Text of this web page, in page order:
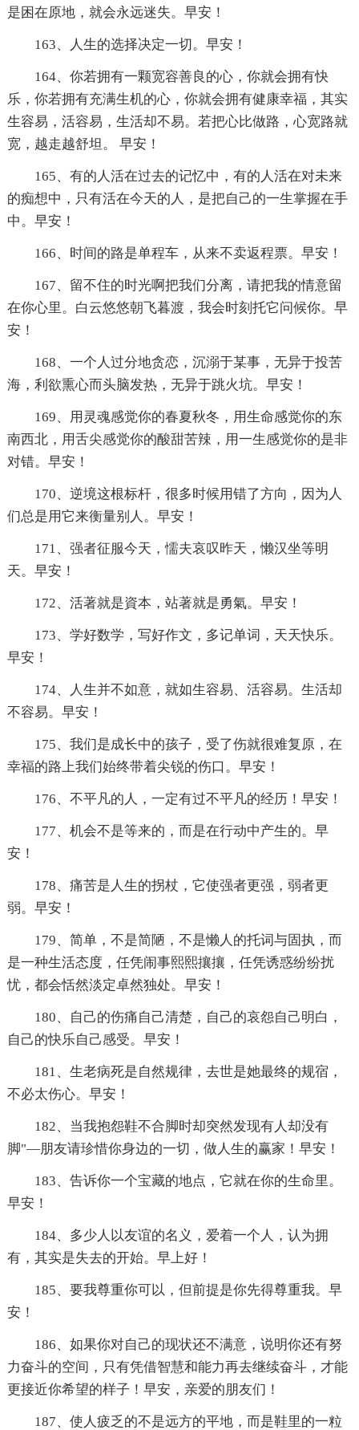
是困在原地，就会永远迷失。早安！
163、人生的选择决定一切。早安！
164、你若拥有一颗宽容善良的心，你就会拥有快
乐，你若拥有充满生机的心，你就会拥有健康幸福，其实
生容易，活容易，生活却不易。若把心比做路，心宽路就
宽，越走越舒坦。 早安！
165、有的人活在过去的记忆中，有的人活在对未来
的痴想中，只有活在今天的人，是把自己的一生掌握在手
中。早安！
166、时间的路是单程车，从来不卖返程票。早安！
167、留不住的时光啊把我们分离，请把我的情意留
在你心里。白云悠悠朝飞暮渡，我会时刻托它问候你。早
安！
168、一个人过分地贪恋，沉溺于某事，无异于投苦
海，利欲熏心而头脑发热，无异于跳火坑。早安！
169、用灵魂感觉你的春夏秋冬，用生命感觉你的东
南西北，用舌尖感觉你的酸甜苦辣，用一生感觉你的是非
对错。早安！
170、逆境这根标杆，很多时候用错了方向，因为人
们总是用它来衡量别人。早安！
171、强者征服今天，懦夫哀叹昨天，懒汉坐等明
天。早安！
172、活著就是資本，站著就是勇氣。早安！
173、学好数学，写好作文，多记单词，天天快乐。
早安！
174、人生并不如意，就如生容易、活容易。生活却
不容易。早安！
175、我们是成长中的孩子，受了伤就很难复原，在
幸福的路上我们始终带着尖锐的伤口。早安！
176、不平凡的人，一定有过不平凡的经历！早安！
177、机会不是等来的，而是在行动中产生的。早
安！
178、痛苦是人生的拐杖，它使强者更强，弱者更
弱。早安！
179、简单，不是简陋，不是懒人的托词与固执，而
是一种生活态度，任凭闹事熙熙攘攘，任凭诱惑纷纷扰
忧，都会恬然淡定卓然独处。早安！
180、自己的伤痛自己清楚，自己的哀怨自己明白，
自己的快乐自己感受。早安！
181、生老病死是自然规律，去世是她最终的规宿，
不必太伤心。早安！
182、当我抱怨鞋不合脚时却突然发现有人却没有
脚"—朋友请珍惜你身边的一切，做人生的赢家！早安！
183、告诉你一个宝藏的地点，它就在你的生命里。
早安！
184、多少人以友谊的名义，爱着一个人，认为拥
有，其实是失去的开始。早上好！
185、要我尊重你可以，但前提是你先得尊重我。早
安！
186、如果你对自己的现状还不满意，说明你还有努
力奋斗的空间，只有凭借智慧和能力再去继续奋斗，才能
更接近你希望的样子！早安，亲爱的朋友们！
187、使人疲乏的不是远方的平地，而是鞋里的一粒